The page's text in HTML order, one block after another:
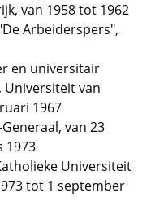
van 1958 tot 1962
Arbeiderspers",
en universitair
van
1967
van 23
1973
Universiteit
tot 1 september